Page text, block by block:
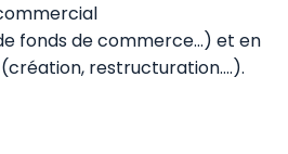
fonds de commerce…) et en
restructuration….).